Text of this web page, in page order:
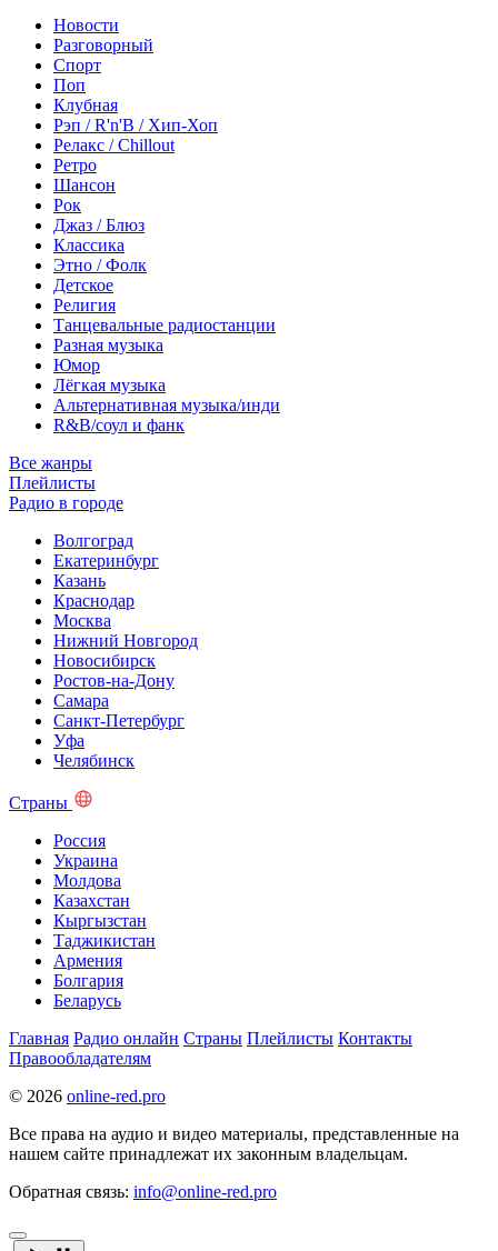
Новости
Разговорный
Спорт
Поп
Клубная
Рэп / R'n'B / Хип-Хоп
Релакс / Chillout
Ретро
Шансон
Рок
Джаз / Блюз
Классика
Этно / Фолк
Детское
Религия
Танцевальные радиостанции
Разная музыка
Юмор
Лёгкая музыка
Альтернативная музыка/инди
R&B/cоул и фанк
Все жанры
Плейлисты
Радио в городе
Волгоград
Екатеринбург
Казань
Краснодар
Москва
Нижний Новгород
Новосибирск
Ростов-на-Дону
Самара
Санкт-Петербург
Уфа
Челябинск
Страны
Россия
Украина
Молдова
Казахстан
Кыргызстан
Таджикистан
Армения
Болгария
Беларусь
Главная Радио онлайн Страны Плейлисты Контакты
Правообладателям
© 2026 online-red.pro
Все права на аудио и видео материалы, представленные на
нашем сайте принадлежат их законным владельцам.
Обратная связь: info@online-red.pro